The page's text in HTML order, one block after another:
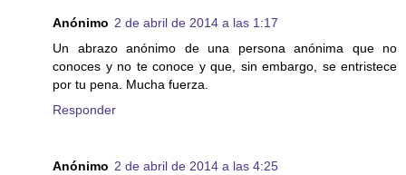
Anónimo 2 de abril de 2014 a las 1:17
Un abrazo anónimo de una persona anónima que no
conoces y no te conoce y que, sin embargo, se entristece
por tu pena. Mucha fuerza.
Responder
Anónimo 2 de abril de 2014 a las 4:25